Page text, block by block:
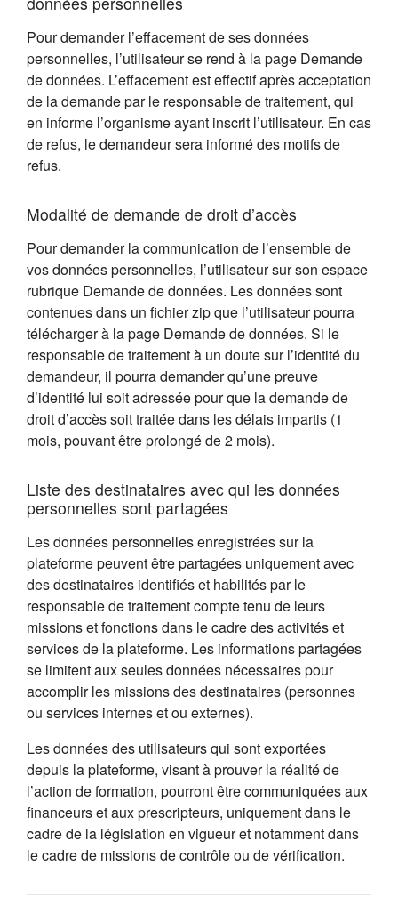
Pour demander l’effacement de ses données
personnelles, l’utilisateur se rend à la page Demande
de données. L’effacement est effectif après acceptation
de la demande par le responsable de traitement, qui
en informe l’organisme ayant inscrit l’utilisateur. En cas
de refus, le demandeur sera informé des motifs de
refus.
Modalité de demande de droit d’accès
Pour demander la communication de l’ensemble de
vos données personnelles, l’utilisateur sur son espace
rubrique Demande de données. Les données sont
contenues dans un fichier zip que l’utilisateur pourra
télécharger à la page Demande de données. Si le
responsable de traitement à un doute sur l’identité du
demandeur, il pourra demander qu’une preuve
d’identité lui soit adressée pour que la demande de
droit d’accès soit traitée dans les délais impartis (1
mois, pouvant être prolongé de 2 mois).
Liste des destinataires avec qui les données
personnelles sont partagées
Les données personnelles enregistrées sur la
plateforme peuvent être partagées uniquement avec
des destinataires identifiés et habilités par le
responsable de traitement compte tenu de leurs
missions et fonctions dans le cadre des activités et
services de la plateforme. Les informations partagées
se limitent aux seules données nécessaires pour
accomplir les missions des destinataires (personnes
ou services internes et ou externes).
Les données des utilisateurs qui sont exportées
depuis la plateforme, visant à prouver la réalité de
l’action de formation, pourront être communiquées aux
financeurs et aux prescripteurs, uniquement dans le
cadre de la législation en vigueur et notamment dans
le cadre de missions de contrôle ou de vérification.